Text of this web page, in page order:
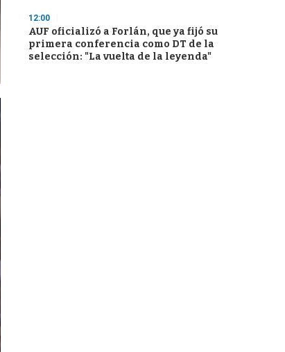
12:00
AUF oficializó a Forlán, que ya fijó su
primera conferencia como DT de la
selección: "La vuelta de la leyenda"